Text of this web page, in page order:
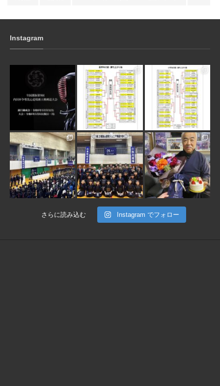
Instagram
1月 31 1月 31
1月 30 1月 30 1月 28
さらに読み込む Instagram でフォロー